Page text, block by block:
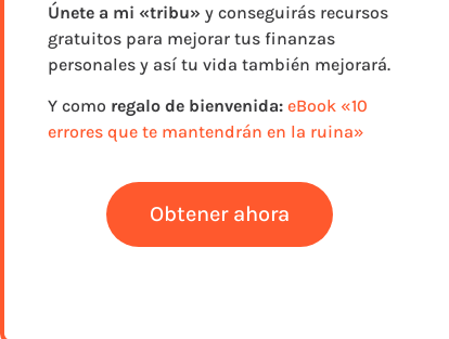
Únete a mi «tribu» y conseguirás recursos
gratuitos para mejorar tus finanzas
personales y así tu vida también mejorará.
Y como regalo de bienvenida: eBook «10
errores que te mantendrán en la ruina»
Obtener ahora